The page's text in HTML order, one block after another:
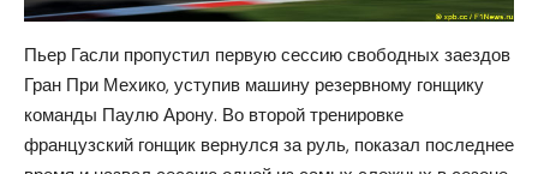
Пьер Гасли пропустил первую сессию свободных заездов
Гран При Мехико, уступив машину резервному гонщику
команды Паулю Арону. Во второй тренировке
французский гонщик вернулся за руль, показал последнее